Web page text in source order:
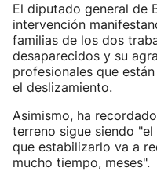
El diputado general de
intervención
familias de los dos
desaparecidos y su
profesionales que
el deslizamiento.
Asimismo, ha
terreno sigue siendo
que estabilizarlo va a
mucho tiempo, meses".